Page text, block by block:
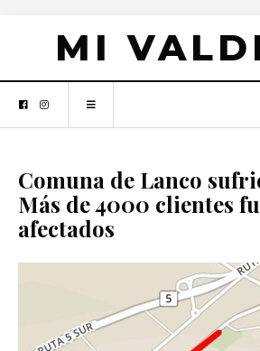
MI
Comuna de Lanco
Más de 4000 clientes
afectados